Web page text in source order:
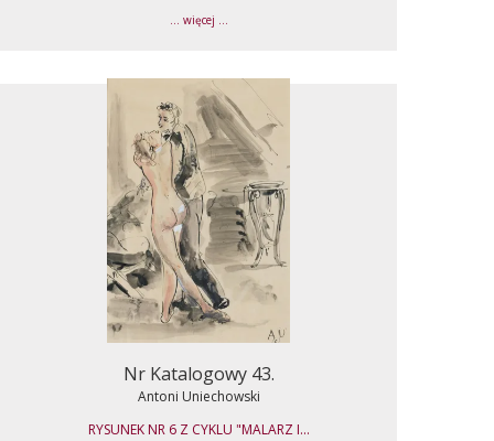
... więcej ...
Nr Katalogowy 43.
Antoni Uniechowski
RYSUNEK NR 6 Z CYKLU "MALARZ I...